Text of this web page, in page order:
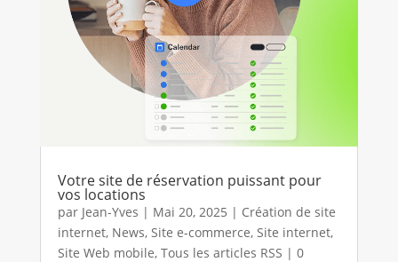
Votre site de réservation puissant pour
vos locations
par Jean-Yves | Mai 20, 2025 | Création de site
internet, News, Site e-commerce, Site internet,
Site Web mobile, Tous les articles RSS | 0